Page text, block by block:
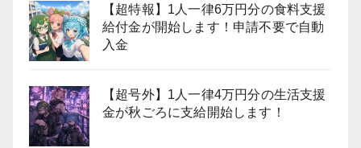
【超特報】1人一律6万円分の食料支援
給付金が開始します！申請不要で自動
入金
【超号外】1人一律4万円分の生活支援
金が秋ごろに支給開始します！